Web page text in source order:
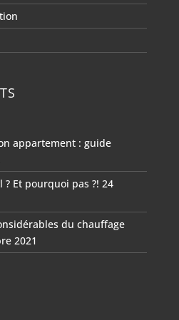
appartement : guide
Et pourquoi pas ?! 24
du chauffage
2021